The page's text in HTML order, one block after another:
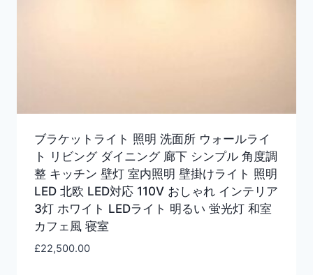
ブラケットライト 照明 洗面所 ウォールライ
ト リビング ダイニング 廊下 シンプル 角度調
整 キッチン 壁灯 室内照明 壁掛けライト 照明
LED 北欧 LED対応 110V おしゃれ インテリア
3灯 ホワイト LEDライト 明るい 蛍光灯 和室
カフェ風 寝室
£22,500.00